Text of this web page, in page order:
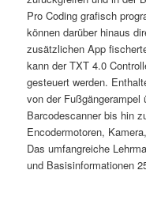
Pro Coding grafisch
können darüber hinaus
zusätzlichen App
kann der TXT 4.0
gesteuert werden.
von der Fußgängerampel
Barcodescanner bis hin
Encodermotoren,
Das umfangreiche
und Basisinformationen